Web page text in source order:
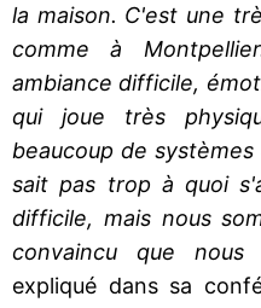
la maison. C'est une
comme à
ambiance difficile,
qui joue très
beaucoup de
sait pas trop à quoi
difficile, mais nous
convaincu que nous
expliqué dans sa